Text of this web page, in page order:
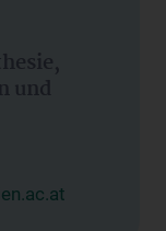
und